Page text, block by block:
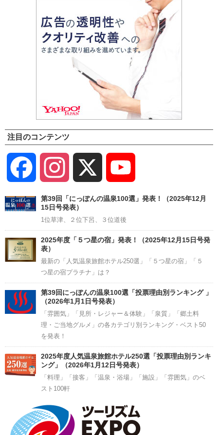
注目のコンテンツ
Facebook Instagram
Channel
第39回「にっぽんの温泉100選」発表！（2025年12月
15日号発表）
1位草津、２位下呂、３位道後
2025年度「５つ星の宿」発表！（2025年12月15日号発
表）
最新の「人気温泉旅館ホテル250選」「５つ星の宿」「５
つ星の宿プラチナ」は？
第39回にっぽんの温泉100選「投票理由別ランキング 」
（2026年1月1日号発表）
「雰囲気」「見所・レジャー＆体験」「泉質」「郷土料
理・ご当地グルメ」の各カテゴリ別ランキング・ベスト50
を発表！
2025年度人気温泉旅館ホテル250選「投票理由別ランキ
ング」（2026年1月12日号発表）
「料理」「接客」「温泉・浴場」「施設」「雰囲気」のベ
スト100軒